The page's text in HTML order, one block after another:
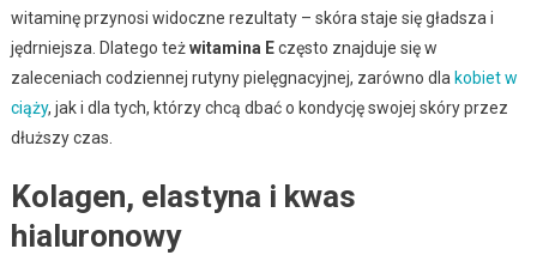
witaminę przynosi widoczne rezultaty – skóra staje się gładsza i
jędrniejsza. Dlatego teżwitamina Eczęsto znajduje się w
zaleceniach codziennej rutyny pielęgnacyjnej, zarówno dla kobiet w
ciąży, jak i dla tych, którzy chcą dbać o kondycję swojej skóry przez
dłuższy czas.
Kolagen, elastyna i kwas
hialuronowy